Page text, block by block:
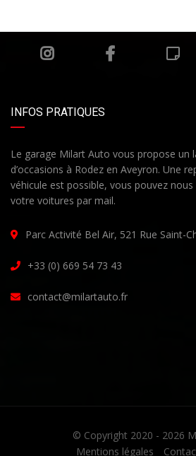
INFOS PRATIQUES
Le garage Milart Auto vous propose un
d’occasions à Rodez en Aveyron. Une
véhicule est possible, vous pouvez
votre voitures par mail.
Parc Activité Bel Air, 521 Rue Saint-
+33 (0) 669 54 73 43
contact@milartauto.fr
© Copyright 2020 - 2026
Mentions légales